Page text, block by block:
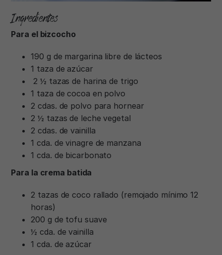
Ingredientes
Para el bizcocho
190 g de margarina libre de lácteos
1 taza de azúcar
2 ½ tazas de harina de trigo
1 taza de cocoa en polvo
2 cdas. de polvo para hornear
2 ½ tazas de leche vegetal
2 cdas. de vainilla
1 cda. de vinagre de manzana
1 cda. de bicarbonato
Para la crema batida
2 tazas de coco rallado (remojado mínimo 12
horas)
200 g de tofu suave
½ cda. de vainilla
1 cda. de azúcar